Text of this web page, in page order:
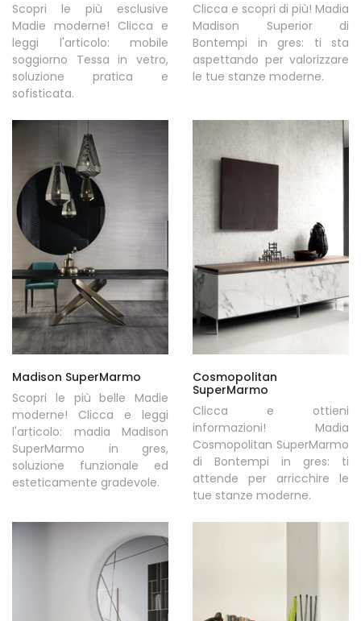
Scopri le più esclusive
Madie moderne! Clicca e
leggi l'articolo: mobile
soggiorno Tessa in vetro,
soluzione pratica e
sofisticata.
Clicca e scopri di più! Madia
Madison Superior di
Bontempi in gres: ti sta
aspettando per valorizzare
le tue stanze moderne.
Madison SuperMarmo
Scopri le più belle Madie
moderne! Clicca e leggi
l'articolo: madia Madison
SuperMarmo in gres,
soluzione funzionale ed
esteticamente gradevole.
Cosmopolitan
SuperMarmo
Clicca e ottieni
informazioni! Madia
Cosmopolitan SuperMarmo
di Bontempi in gres: ti
attende per arricchire le
tue stanze moderne.